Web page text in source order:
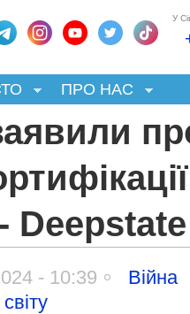
У
ПРО НАС
Deepstate
- 10:39
Війна